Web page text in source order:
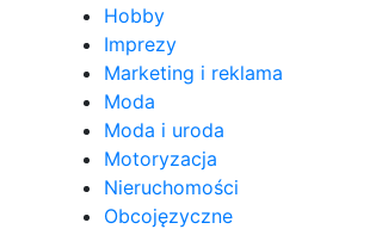
Hobby
Imprezy
Marketing i reklama
Moda
Moda i uroda
Motoryzacja
Nieruchomości
Obcojęzyczne